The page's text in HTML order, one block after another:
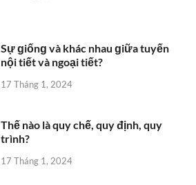
Sự ɡiốnɡ và khác nhau ɡiữa tuyến
nội tiết và ngoại tiết?
17 Tháng 1, 2024
Thế nào là quy chế, quy định, quy
trình?
17 Tháng 1, 2024